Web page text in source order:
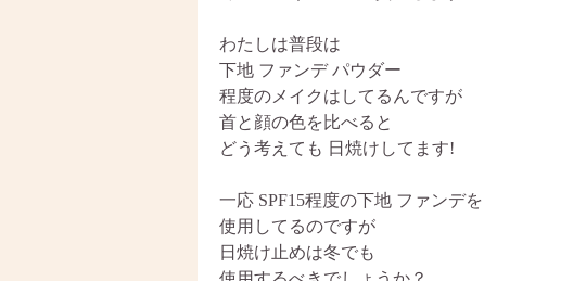
わたしは普段は
下地 ファンデ パウダー
程度のメイクはしてるんですが
首と顔の色を比べると
どう考えても 日焼けしてます!
一応 SPF15程度の下地 ファンデを
使用してるのですが
日焼け止めは冬でも